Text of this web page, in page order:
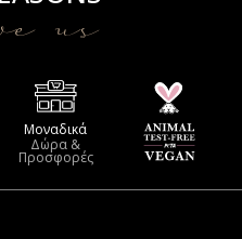
us
Μοναδικά
Δώρα &
Προσφορές